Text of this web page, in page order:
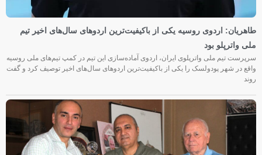
طاهریان: اردوی روسیه یکی از باکیفیت‌ترین اردوهای سال‌های اخیر تیم
ملی واترپلو بود
سرپرست تیم ملی واترپلوی ایران، اردوی آماده‌سازی این تیم در کمپ تیم‌های ملی روسیه
واقع در شهر پودولسک را یکی از باکیفیت‌ترین اردوهای سال‌های اخیر توصیف کرد و گفت
روند